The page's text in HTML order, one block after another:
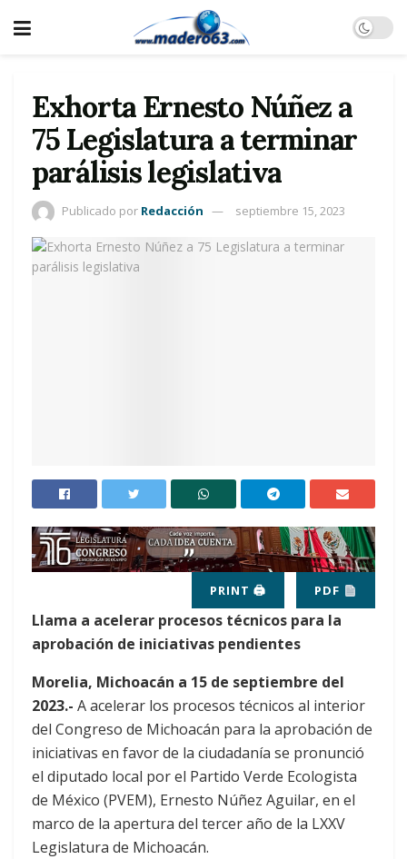
Exhorta Ernesto Núñez a
75 Legislatura a terminar
parálisis legislativa
Publicado por Redacción septiembre 15, 2023
PRINT 🖨 PDF
Llama a acelerar procesos técnicos para la
aprobación de iniciativas pendientes
Morelia, Michoacán a 15 de septiembre del
2023.- A acelerar los procesos técnicos al interior
del Congreso de Michoacán para la aprobación de
iniciativas en favor de la ciudadanía se pronunció
el diputado local por el Partido Verde Ecologista
de México (PVEM), Ernesto Núñez Aguilar, en el
marco de la apertura del tercer año de la LXXV
Legislatura de Michoacán.